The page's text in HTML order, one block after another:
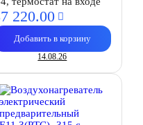
220.00
Добавить в корзину
14.08.26